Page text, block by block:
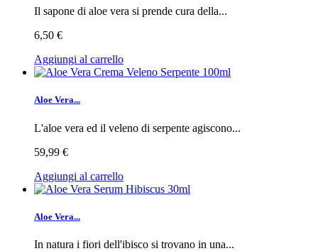
Il sapone di aloe vera si prende cura della...
6,50 €
Aggiungi al carrello
Aloe Vera...
L'aloe vera ed il veleno di serpente agiscono...
59,99 €
Aggiungi al carrello
Aloe Vera...
In natura i fiori dell'ibisco si trovano in una...